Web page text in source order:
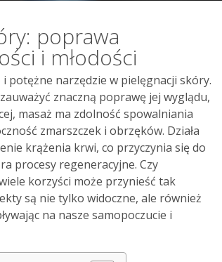
poprawa
i młodości
potężne narzędzie w pielęgnacji skóry.
znaczną poprawę jej wyglądu,
masaż ma zdolność spowalniania
zmarszczek i obrzęków. Działa
krążenia krwi, co przyczynia się do
procesy regeneracyjne. Czy
korzyści może przynieść tak
są nie tylko widoczne, ale również
na nasze samopoczucie i